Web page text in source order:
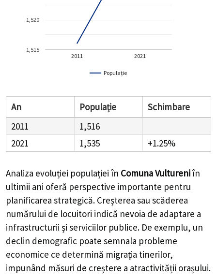
Populație
2011 2021
1,515
1,520
An Populație
Schimbare
2011
1,516
2021
1,535 +1.25%
Analiza evoluției populației în Comuna Vultureniîn
ultimii ani oferă perspective importante pentru
planificarea strategică. Creșterea sau scăderea
numărului de locuitori indică nevoia de adaptare a
infrastructurii și serviciilor publice. De exemplu, un
declin demografic poate semnala probleme
economice ce determină migrația tinerilor,
impunând măsuri de creștere a atractivității orașului.